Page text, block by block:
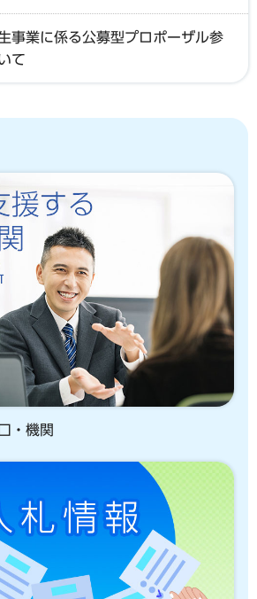
事業に係る公募型プロポーザル参
て
・機関